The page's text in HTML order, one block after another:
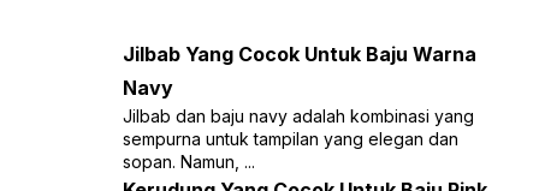
Jilbab Yang Cocok Untuk Baju Warna
Navy
Jilbab dan baju navy adalah kombinasi yang
sempurna untuk tampilan yang elegan dan
sopan. Namun, ...